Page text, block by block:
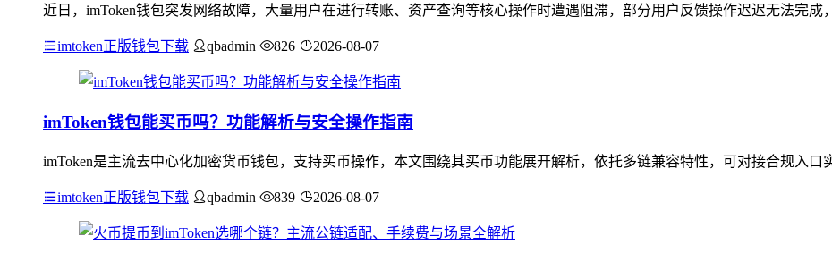
近日，imToken钱包突发网络故障，大量用户在进行转账、资产查询等核心操作时遭遇阻滞，部分用户反馈操作迟迟无法完
imtoken正版钱包下载 qbadmin 826 2026-08-07
imToken钱包能买币吗？功能解析与安全操作指南
imToken是主流去中心化加密货币钱包，支持买币操作，本文围绕其买币功能展开解析，依托多链兼容特性，可对接合规入
imtoken正版钱包下载 qbadmin 839 2026-08-07